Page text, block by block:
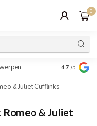
0
Wij
cadeau
4.7 /5
& Juliet Cufflinks
& Juliet